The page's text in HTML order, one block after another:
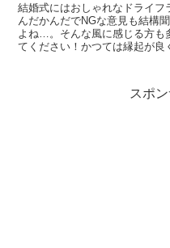
結婚式にはおしゃれなドライ
んだかんだでNGな意見も結構
よね…。そんな風に感じる方も
てください！かつては縁起が良
スポ